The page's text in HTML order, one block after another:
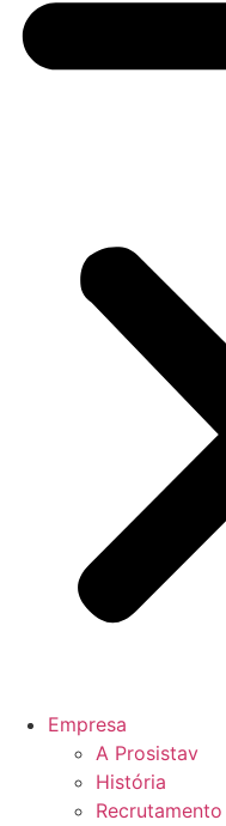
Empresa
A Prosistav
História
Recrutamento